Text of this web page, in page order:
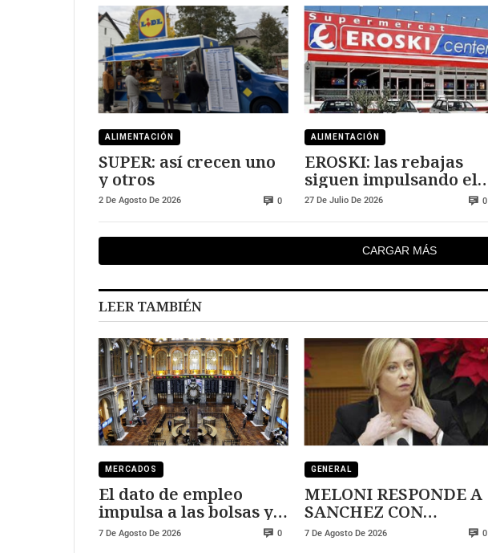
ALIMENTACIÓN
SUPER: así crecen uno
y otros
2 De Agosto De 2026 0
ALIMENTACIÓN
EROSKI: las rebajas
siguen impulsando el
consumo
27 De Julio De 2026 0
CARGAR MÁS
LEER TAMBIÉN
MERCADOS
El dato de empleo
impulsa a las bolsas y
al sector tecnológico
7 De Agosto De 2026 0
GENERAL
MELONI RESPONDE A
SANCHEZ CON
DUREZA
7 De Agosto De 2026 0